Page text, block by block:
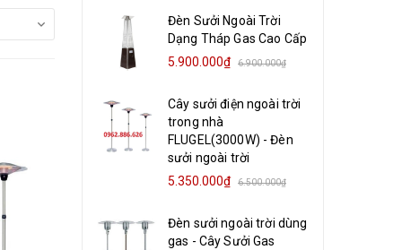
Đèn Sưởi Ngoài Trời
Dạng Tháp Gas Cao Cấp
5.900.000₫
6.900.000₫
Cây sưởi điện ngoài trời
trong nhà
FLUGEL(3000W) - Đèn
sưởi ngoài trời
5.350.000₫
6.500.000₫
Đèn sưởi ngoài trời dùng
gas - Cây Sưởi Gas